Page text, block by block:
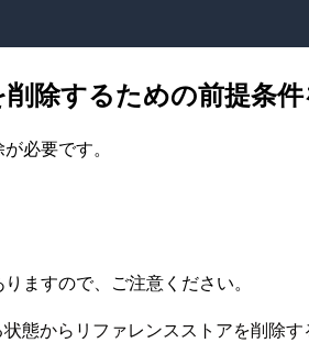
除するための前提条
必要です。
ますので、ご注意ください。
態からリファレンスストアを削除